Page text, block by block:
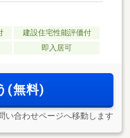
建設住宅性能評価付
即入居可
(無料)
い合わせページへ移動します